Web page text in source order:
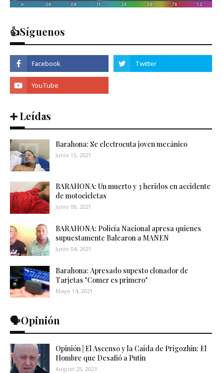
👍Síguenos
➕ Leídas
Barahona: Se electrocuta joven mecánico
Junio 15, 2021
BARAHONA: Un muerto y 3 heridos en accidente
de motocicletas
Junio 06, 2021
BARAHONA: Policía Nacional apresa quienes
supuestamente Balearon a MANEN
Junio 04, 2021
Barahona: Apresado supesto clonador de
Tarjetas "Comer es primero"
Mayo 14, 2021
🗣️Opinión
Opinión | El Ascenso y la Caída de Prigozhin: El
Hombre que Desafió a Putin
August 25, 2023